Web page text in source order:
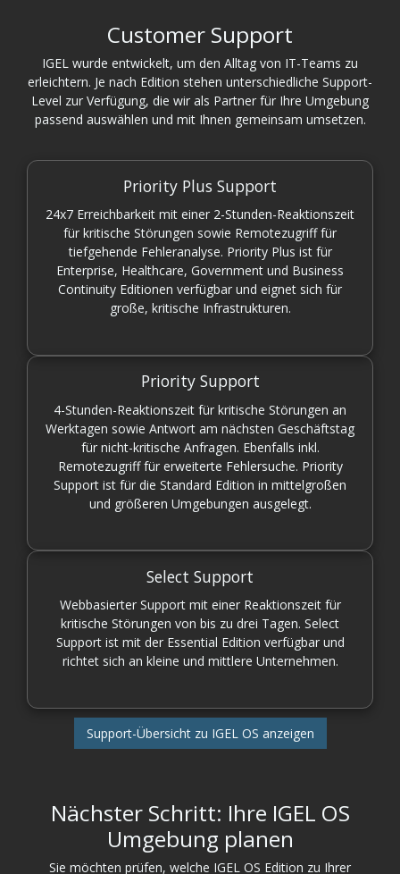
Customer Support
IGEL wurde entwickelt, um den Alltag von IT-Teams zu
erleichtern. Je nach Edition stehen unterschiedliche Support-
Level zur Verfügung, die wir als Partner für Ihre Umgebung
passend auswählen und mit Ihnen gemeinsam umsetzen.
Priority Plus Support
24x7 Erreichbarkeit mit einer 2-Stunden-Reaktionszeit
für kritische Störungen sowie Remotezugriff für
tiefgehende Fehleranalyse. Priority Plus ist für
Enterprise, Healthcare, Government und Business
Continuity Editionen verfügbar und eignet sich für
große, kritische Infrastrukturen.
Priority Support
4-Stunden-Reaktionszeit für kritische Störungen an
Werktagen sowie Antwort am nächsten Geschäftstag
für nicht-kritische Anfragen. Ebenfalls inkl.
Remotezugriff für erweiterte Fehlersuche. Priority
Support ist für die Standard Edition in mittelgroßen
und größeren Umgebungen ausgelegt.
Select Support
Webbasierter Support mit einer Reaktionszeit für
kritische Störungen von bis zu drei Tagen. Select
Support ist mit der Essential Edition verfügbar und
richtet sich an kleine und mittlere Unternehmen.
Support-Übersicht zu IGEL OS anzeigen
Nächster Schritt: Ihre IGEL OS
Umgebung planen
Sie möchten prüfen, welche IGEL OS Edition zu Ihrer